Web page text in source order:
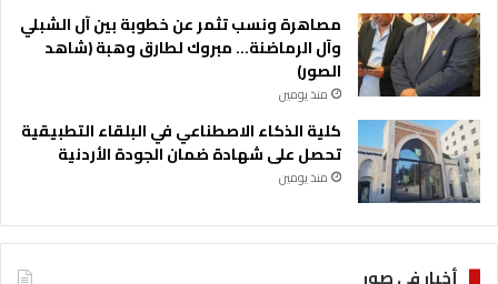
مصاهرة ونسب تثمر عن خطوبة بين آل الشبلي
وآل الرماضنة… مبروك لطارق وهبة (شاهد
الصور)
منذ يومين
كلية الذكاء الاصطناعي في البلقاء التطبيقية
تحصل على شهادة ضمان الجودة الأردنية
منذ يومين